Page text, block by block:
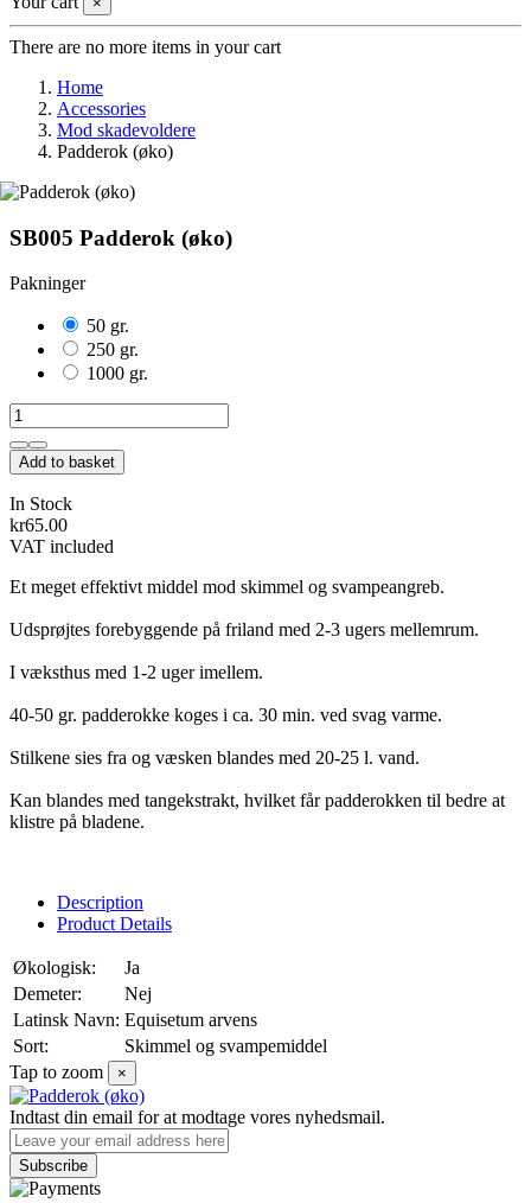
There are no more items in your cart
Home
Accessories
Mod skadevoldere
Padderok (øko)
SB005 Padderok (øko)
Pakninger
50 gr.
250 gr.
1000 gr.
Add to basket
In Stock
kr65.00
VAT included
Et meget effektivt middel mod skimmel og svampeangreb.
Udsprøjtes forebyggende på friland med 2-3 ugers mellemrum.
I væksthus med 1-2 uger imellem.
40-50 gr. padderokke koges i ca. 30 min. ved svag varme.
Stilkene sies fra og væsken blandes med 20-25 l. vand.
Kan blandes med tangekstrakt, hvilket får padderokken til bedre at
klistre på bladene.
Description
Product Details
Økologisk:
Ja
Demeter:
Nej
Latinsk Navn: Equisetum arvens
Sort:
Skimmel og svampemiddel
Tap to zoom
×
Indtast din email for at modtage vores nyhedsmail.